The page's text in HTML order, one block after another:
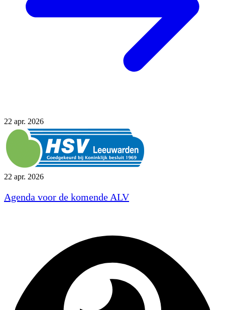
22 apr. 2026
22 apr. 2026
Agenda voor de komende ALV